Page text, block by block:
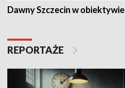
Dawny Szczecin w obiektywie
REPORTAŻE